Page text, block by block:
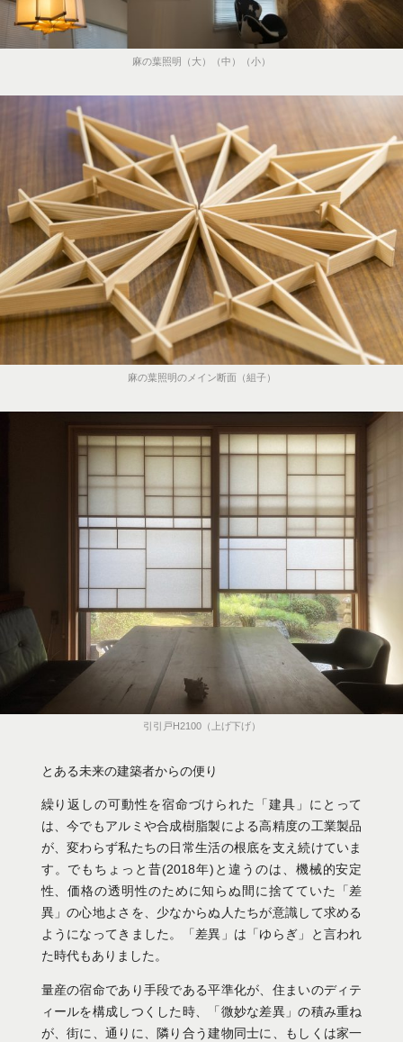
麻の葉照明（大）（中）（小）
麻の葉照明のメイン断面（組子）
引引戸H2100（上げ下げ）
とある未来の建築者からの便り
繰り返しの可動性を宿命づけられた「建具」にとって
は、今でもアルミや合成樹脂製による高精度の工業製品
が、変わらず私たちの日常生活の根底を支え続けていま
す。でもちょっと昔(2018年)と違うのは、機械的安定
性、価格の透明性のために知らぬ間に捨てていた「差
異」の心地よさを、少なからぬ人たちが意識して求める
ようになってきました。「差異」は「ゆらぎ」と言われ
た時代もありました。
量産の宿命であり手段である平準化が、住まいのディテ
ィールを構成しつくした時、「微妙な差異」の積み重ね
が、街に、通りに、隣り合う建物同士に、もしくは家一